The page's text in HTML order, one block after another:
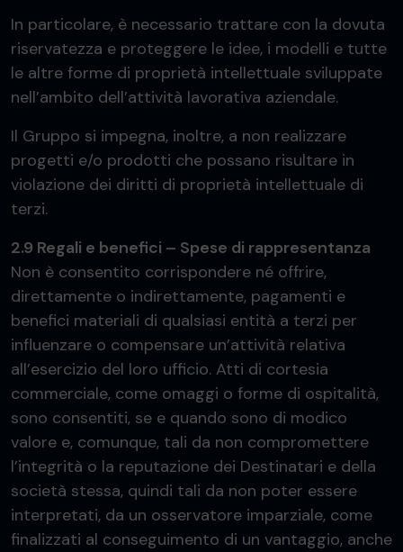
In particolare, è necessario trattare con la dovuta
riservatezza e proteggere le idee, i modelli e tutte
le altre forme di proprietà intellettuale sviluppate
nell’ambito dell’attività lavorativa aziendale.
Il Gruppo si impegna, inoltre, a non realizzare
progetti e/o prodotti che possano risultare in
violazione dei diritti di proprietà intellettuale di
terzi.
2.9 Regali e benefici – Spese di rappresentanza
Non è consentito corrispondere né offrire,
direttamente o indirettamente, pagamenti e
benefici materiali di qualsiasi entità a terzi per
influenzare o compensare un’attività relativa
all’esercizio del loro ufficio. Atti di cortesia
commerciale, come omaggi o forme di ospitalità,
sono consentiti, se e quando sono di modico
valore e, comunque, tali da non compromettere
l’integrità o la reputazione dei Destinatari e della
società stessa, quindi tali da non poter essere
interpretati, da un osservatore imparziale, come
finalizzati al conseguimento di un vantaggio, anche